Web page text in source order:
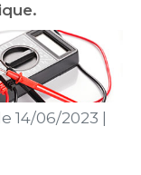
14/06/2023